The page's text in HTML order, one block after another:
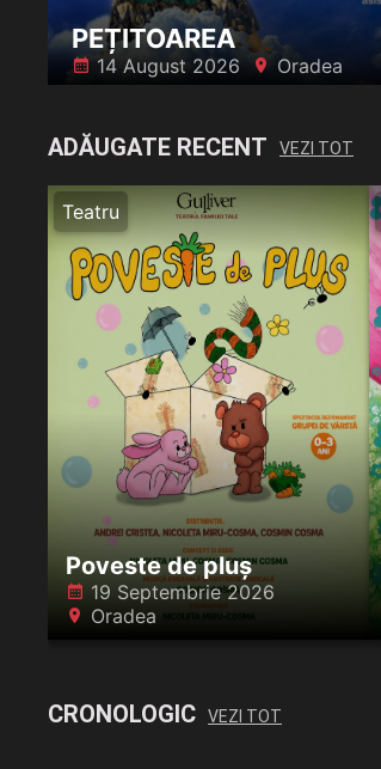
PEȚITOAREA
󰸗 14 August 2026 󰍎 Oradea
ADĂUGATE RECENT VEZI TOT
Teatru
Poveste de pluș
󰸗 19 Septembrie 2026
󰍎 Oradea
CRONOLOGIC VEZI TOT